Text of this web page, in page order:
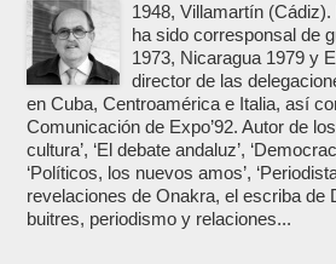
1948, Villamartín
ha sido corresponsal de
1973, Nicaragua 1979 y
director de las
en Cuba, Centroamérica e Italia, así
Comunicación de Expo’92. Autor de
cultura’, ‘El debate andaluz’,
‘Políticos, los nuevos amos’,
revelaciones de Onakra, el escriba de
buitres, periodismo y relaciones...